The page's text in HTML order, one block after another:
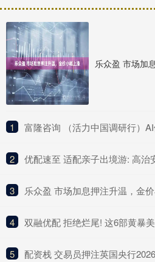
乐众盈 市场加
1 富隆咨询 （活力中国调研行）AI催生“一人公司
2 优配速至 适配亲子出境游: 高治安
3 乐众盈 市场加息押注升温，金
4 双融优配 拒绝烂尾! 这6部黄暴美剧
5 配资栈 交易员押注英国央行